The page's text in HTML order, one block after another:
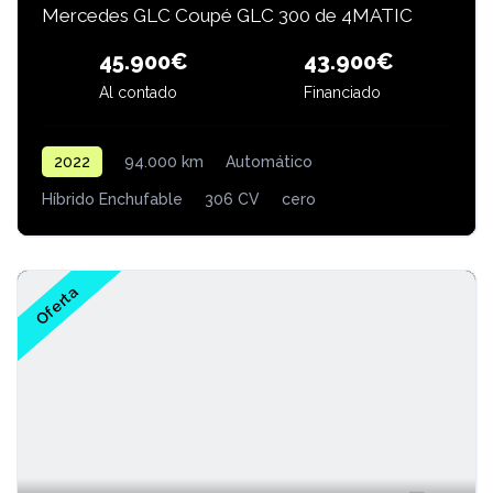
Mercedes GLC Coupé GLC 300 de 4MATIC
45.900€
Al contado
43.900€
Financiado
2022 94.000 km Automático
Híbrido Enchufable 306 CV cero
Oferta